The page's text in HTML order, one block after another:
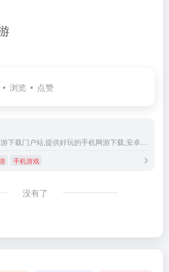
浏览 点赞
手机游戏
没有了